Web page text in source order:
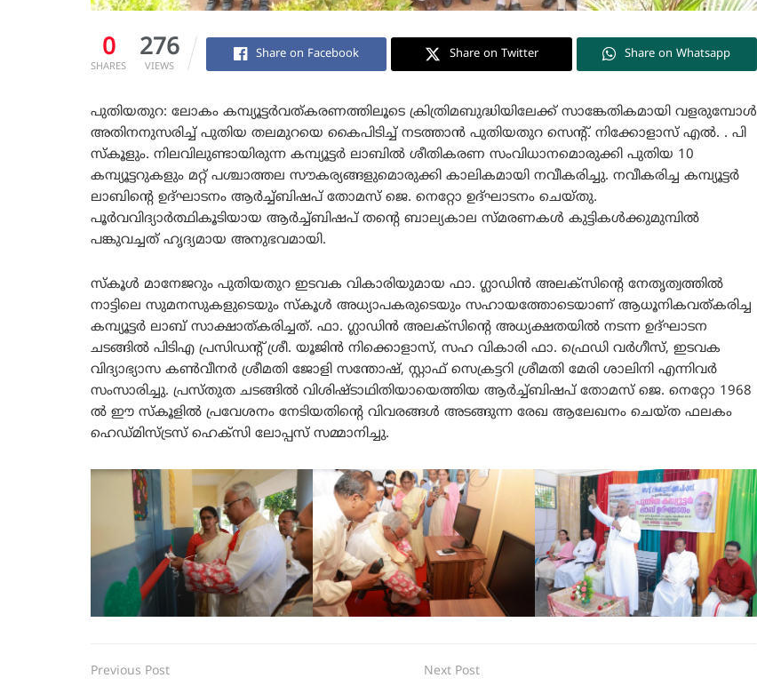
0
SHARES
276
VIEWS
Share on Facebook Share on Twitter Share on Whatsapp
പുതിയതുറ: ലോകം കമ്പ്യൂട്ടർവത്കരണത്തിലൂടെ ക്രിത്രിമബുദ്ധിയിലേക്ക് സാങ്കേതികമായി വളരുമ്പോൾ
അതിനനുസരിച്ച് പുതിയ തലമുറയെ കൈപിടിച്ച് നടത്താൻ പുതിയതുറ സെന്റ്. നിക്കോളാസ് എൽ. . പി
സ്കൂളും. നിലവിലുണ്ടായിരുന്ന കമ്പ്യൂട്ടർ ലാബിൽ ശീതികരണ സംവിധാനമൊരുക്കി പുതിയ 10
കമ്പ്യൂട്ടറുകളും മറ്റ് പശ്ചാത്തല സൗകര്യങ്ങളുമൊരുക്കി കാലികമായി നവീകരിച്ചു. നവീകരിച്ച കമ്പ്യൂട്ടർ
ലാബിന്റെ ഉദ്ഘാടനം ആർച്ച്ബിഷപ് തോമസ് ജെ. നെറ്റോ ഉദ്ഘാടനം ചെയ്തു.
പൂർവവിദ്യാർത്ഥികൂടിയായ ആർച്ച്ബിഷപ് തന്റെ ബാല്യകാല സ്മരണകൾ കുട്ടികൾക്കുമുമ്പിൽ
പങ്കുവച്ചത് ഹൃദ്യമായ അനുഭവമായി.
സ്കൂൾ മാനേജറും പുതിയതുറ ഇടവക വികാരിയുമായ ഫാ. ഗ്ലാഡിൻ അലക്സിന്റെ നേതൃത്വത്തിൽ
നാട്ടിലെ സുമനസുകളുടെയും സ്കൂൾ അധ്യാപകരുടെയും സഹായത്തോടെയാണ്‌ ആധൂനികവത്കരിച്ച
കമ്പ്യൂട്ടർ ലാബ് സാക്ഷാത്കരിച്ചത്. ഫാ. ഗ്ലാഡിൻ അലക്സിന്റെ അധ്യക്ഷതയിൽ നടന്ന ഉദ്ഘാടന
ചടങ്ങിൽ പിടിഎ പ്രസിഡന്റ് ശ്രീ. യൂജിൻ നിക്കൊളാസ്, സഹ വികാരി ഫാ. ഫ്രെഡി വർഗീസ്, ഇടവക
വിദ്യാഭ്യാസ കൺവീനർ ശ്രീമതി ജോളി സന്തോഷ്, സ്റ്റാഫ് സെക്രട്ടറി ശ്രീമതി മേരി ശാലിനി എന്നിവർ
സംസാരിച്ചു. പ്രസ്തുത ചടങ്ങിൽ വിശിഷ്ടാഥിതിയായെത്തിയ ആർച്ച്ബിഷപ് തോമസ് ജെ. നെറ്റോ 1968
ൽ ഈ സ്കൂളിൽ പ്രവേശനം നേടിയതിന്റെ വിവരങ്ങൾ അടങ്ങുന്ന രേഖ ആലേഖനം ചെയ്ത ഫലകം
ഹെഡ്മിസ്ട്രസ് ഹെക്സി ലോപ്പസ് സമ്മാനിച്ചു.
Previous Post Next Post